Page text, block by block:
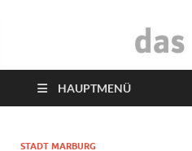
das
HAUPTMENÜ
STADT MARBURG